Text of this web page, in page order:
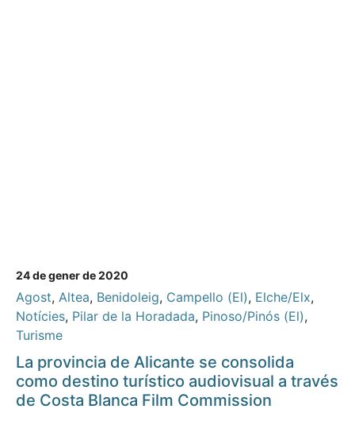
24 de gener de 2020
Agost, Altea, Benidoleig, Campello (El), Elche/Elx,
Notícies, Pilar de la Horadada, Pinoso/Pinós (El),
Turisme
La provincia de Alicante se consolida
como destino turístico audiovisual a través
de Costa Blanca Film Commission